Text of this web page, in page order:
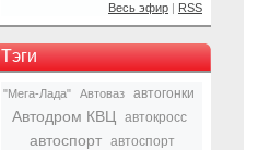
Весь эфир | RSS
Тэги
"Мега-Лада" Автоваз автогонки
Автодром КВЦ автокросс
автоспорт
автоспорт